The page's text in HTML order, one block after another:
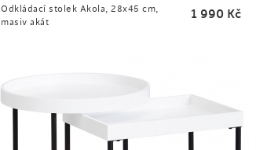
Odkládací stolek Akola, 28x45 cm,
masiv akát
1 990 Kč